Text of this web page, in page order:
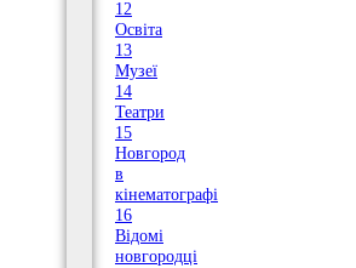
12
Освіта
13
Музеї
14
Театри
15
Новгород
в
кінематографі
16
Відомі
новгородці